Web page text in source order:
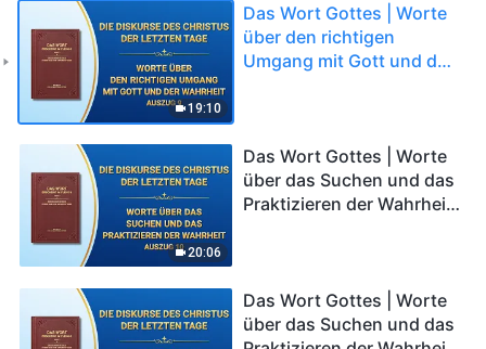
19:10
Das Wort Gottes | Worte
über den richtigen
Umgang mit Gott und der
20:06
Das Wort Gottes | Worte
über das Suchen und das
Praktizieren der Wahrheit
Das Wort Gottes | Worte
über das Suchen und das